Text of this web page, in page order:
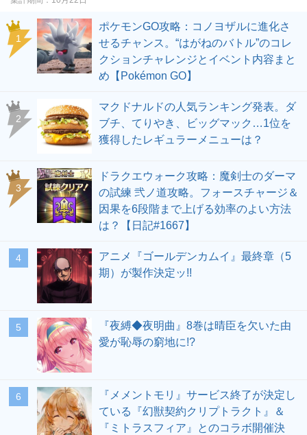
ポケモンGO攻略：コノヨザルに進化さ
せるチャンス。“はがねのバトル”のコレ
クションチャレンジとイベント内容まと
め【Pokémon GO】
マクドナルドの人気ランキング発表。ダ
ブチ、てりやき、ビッグマック…1位を
獲得したレギュラーメニューは？
ドラクエウォーク攻略：魔剣士のダーマ
の試練 弐ノ道攻略。フォースチャージ＆
因果を6段階まで上げる効率のよい方法
は？【日記#1667】
アニメ『ゴールデンカムイ』最終章（5
期）が製作決定ッ!!
『夜縛◆夜明曲』8巻は晴臣を欠いた由
愛が恥辱の窮地に!?
『メメントモリ』サービス終了が決定し
ている『幻獣契約クリプトラクト』＆
『ミトラスフィア』とのコラボ開催決